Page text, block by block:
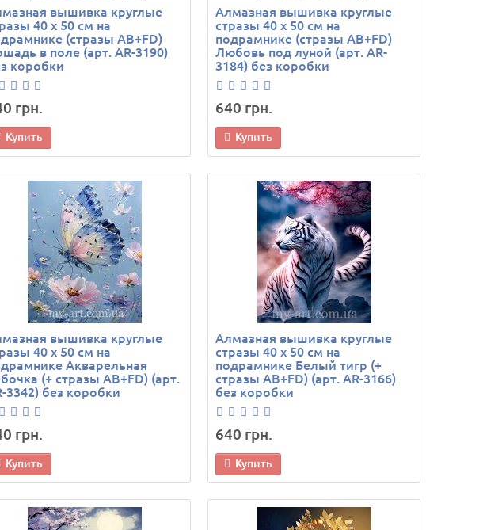
вышивка круглые
40 х 50 см на
(стразы AB+FD)
в поле (арт. AR-3190)
коробки
грн.
Купить
Алмазная вышивка круглые
стразы 40 х 50 см на
подрамнике (стразы AB+FD)
Любовь под луной (арт. AR-
3184) без коробки
640 грн.
Купить
вышивка круглые
40 х 50 см на
Акварельная
(+ стразы AB+FD) (арт.
3342) без коробки
грн.
Купить
Алмазная вышивка круглые
стразы 40 х 50 см на
подрамнике Белый тигр (+
стразы AB+FD) (арт. AR-3166)
без коробки
640 грн.
Купить